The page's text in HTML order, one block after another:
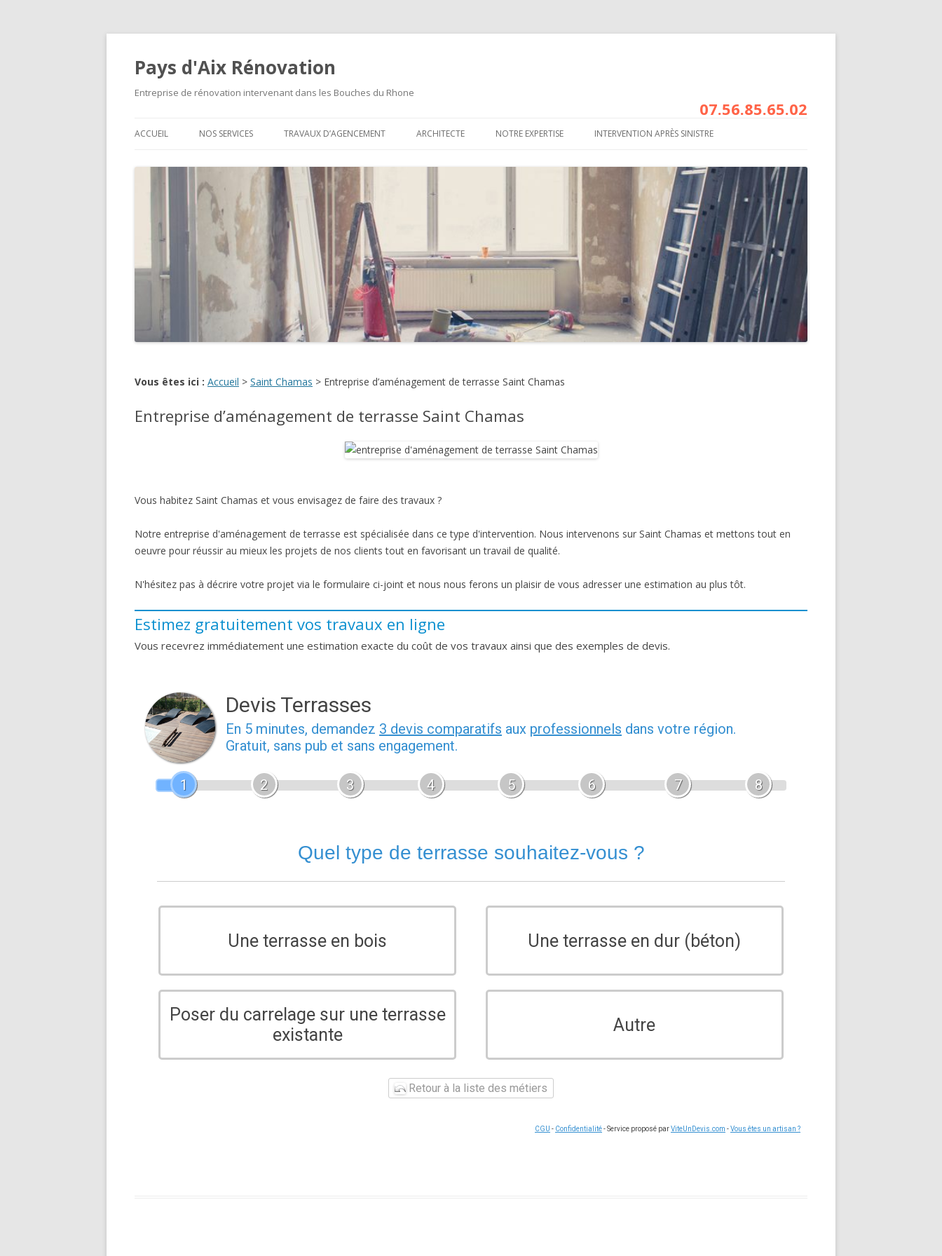
Pays d'Aix Rénovation
Entreprise de rénovation intervenant dans les Bouches du Rhone
07.56.85.65.02
ACCUEIL NOS SERVICES TRAVAUX D’AGENCEMENT ARCHITECTE NOTRE EXPERTISE INTERVENTION APRÈS SINISTRE
Vous êtes ici : Accueil > Saint Chamas > Entreprise d’aménagement de terrasse Saint Chamas
Entreprise d’aménagement de terrasse Saint Chamas
Vous habitez Saint Chamas et vous envisagez de faire des travaux ?
Notre entreprise d'aménagement de terrasse est spécialisée dans ce type d'intervention. Nous intervenons sur Saint Chamas et mettons tout en
oeuvre pour réussir au mieux les projets de nos clients tout en favorisant un travail de qualité.
N'hésitez pas à décrire votre projet via le formulaire ci-joint et nous nous ferons un plaisir de vous adresser une estimation au plus tôt.
Estimez gratuitement vos travaux en ligne
Vous recevrez immédiatement une estimation exacte du coût de vos travaux ainsi que des exemples de devis.
Devis Terrasses
En 5 minutes, demandez 3 devis comparatifs aux professionnels dans votre région.
Gratuit, sans pub et sans engagement.
1 2 3 4 5 6 7 8
Quel type de terrasse souhaitez-vous ?
Une terrasse en bois Une terrasse en dur (béton)
Poser du carrelage sur une terrasse
existante
Autre
Retour à la liste des métiers
CGU - Confidentialité- Service proposé parViteUnDevis.com -Vous êtes un artisan ?